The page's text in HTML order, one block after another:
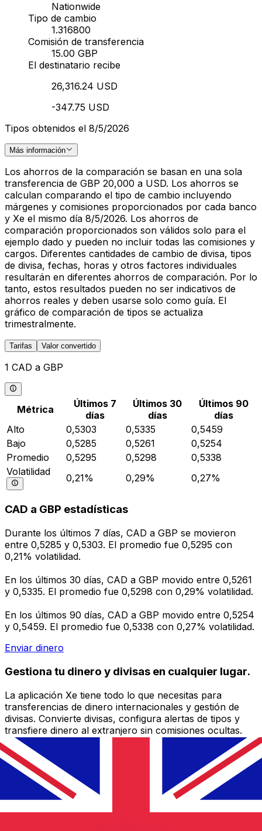
Nationwide
Tipo de cambio
1.316800
Comisión de transferencia
15.00 GBP
El destinatario recibe
26,316.24 USD
-347.75 USD
Tipos obtenidos el 8/5/2026
Más información
Los ahorros de la comparación se basan en una sola
transferencia de GBP 20,000 a USD. Los ahorros se
calculan comparando el tipo de cambio incluyendo
márgenes y comisiones proporcionados por cada banco
y Xe el mismo día 8/5/2026. Los ahorros de
comparación proporcionados son válidos solo para el
ejemplo dado y pueden no incluir todas las comisiones y
cargos. Diferentes cantidades de cambio de divisa, tipos
de divisa, fechas, horas y otros factores individuales
resultarán en diferentes ahorros de comparación. Por lo
tanto, estos resultados pueden no ser indicativos de
ahorros reales y deben usarse solo como guía. El
gráfico de comparación de tipos se actualiza
trimestralmente.
Tarifas Valor convertido
1 CAD a GBP
Métrica
Últimos 7
días
Últimos 30
días
Últimos 90
días
Alto
0,5303 0,5335
0,5459
Bajo
0,5285 0,5261
0,5254
Promedio
0,5295 0,5298
0,5338
Volatilidad
0,21% 0,29% 0,27%
CAD a GBP estadísticas
Durante los últimos 7 días, CAD a GBP se movieron
entre 0,5285 y 0,5303. El promedio fue 0,5295 con
0,21% volatilidad.
En los últimos 30 días, CAD a GBP movido entre 0,5261
y 0,5335. El promedio fue 0,5298 con 0,29% volatilidad.
En los últimos 90 días, CAD a GBP movido entre 0,5254
y 0,5459. El promedio fue 0,5338 con 0,27% volatilidad.
Enviar dinero
Gestiona tu dinero y divisas en cualquier lugar.
La aplicación Xe tiene todo lo que necesitas para
transferencias de dinero internacionales y gestión de
divisas. Convierte divisas, configura alertas de tipos y
transfiere dinero al extranjero sin comisiones ocultas.
¡Descarga hoy!